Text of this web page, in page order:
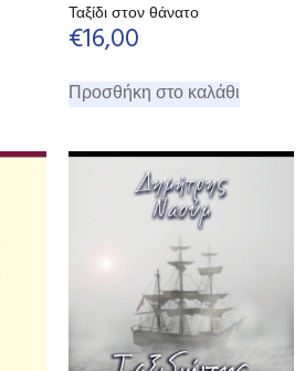
Ταξίδι στον θάνατο
€16,00
Προσθήκη στο καλάθι